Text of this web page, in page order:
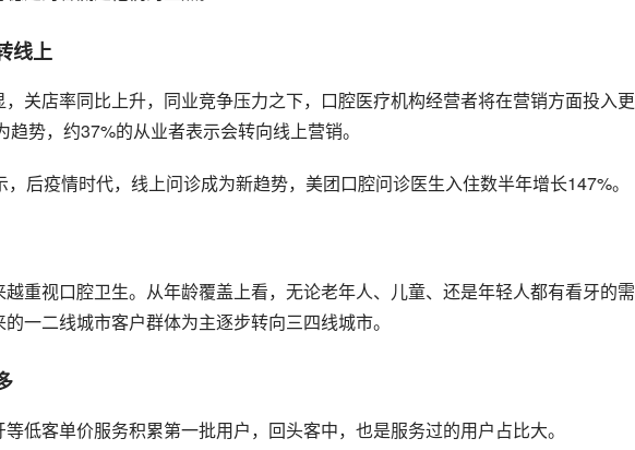
线上
关店率同比上升，同业竞争压力之下，口腔医疗机构经营者将在营销方面投入
势，约37%的从业者表示会转向线上营销。
，后疫情时代，线上问诊成为新趋势，美团口腔问诊医生入住数半年增长147%。
重视口腔卫生。从年龄覆盖上看，无论老年人、儿童、还是年轻人都有看牙的需
一二线城市客户群体为主逐步转向三四线城市。
低客单价服务积累第一批用户，回头客中，也是服务过的用户占比大。